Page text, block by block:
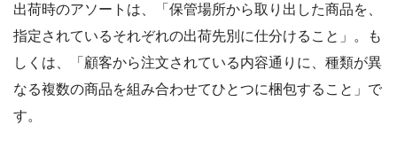
出荷時のアソートは、「保管場所から取り出した商品を、
指定されているそれぞれの出荷先別に仕分けること」。も
しくは、「顧客から注文されている内容通りに、種類が異
なる複数の商品を組み合わせてひとつに梱包すること」で
す。